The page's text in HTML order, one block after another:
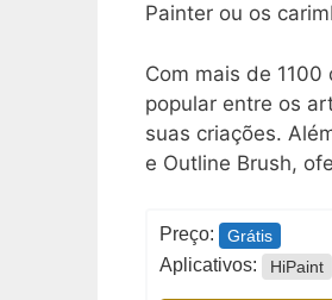
Painter ou os
Com mais de
popular entre os
suas criações.
e Outline Brush,
Preço: Grátis
Aplicativos: HiPaint